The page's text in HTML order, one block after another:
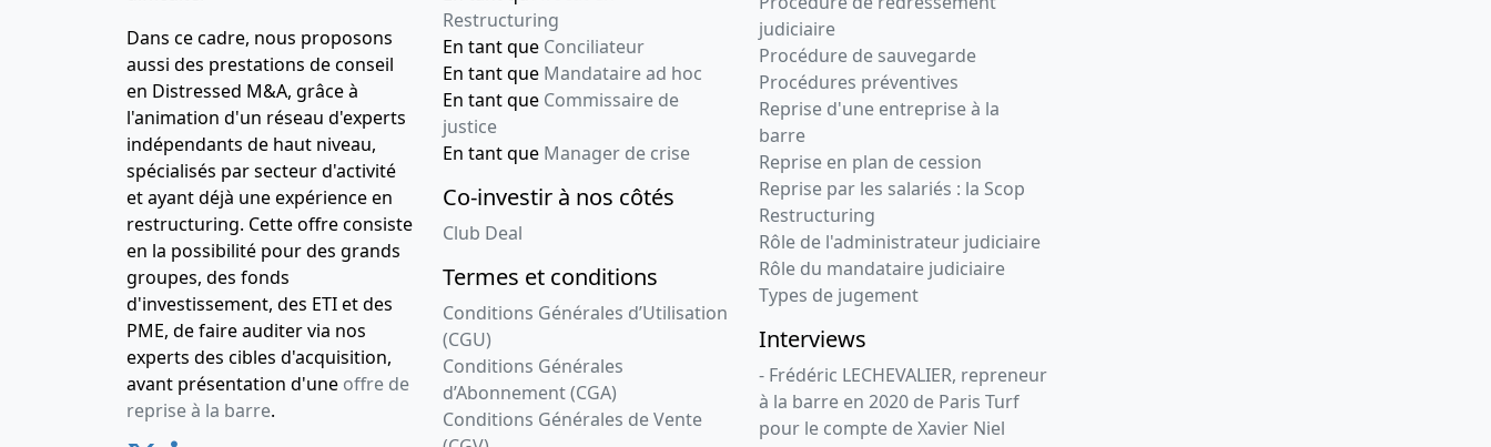
Dans ce cadre, nous proposons
aussi des prestations de conseil
en Distressed M&A, grâce à
l'animation d'un réseau d'experts
indépendants de haut niveau,
spécialisés par secteur d'activité
et ayant déjà une expérience en
restructuring. Cette offre consiste
en la possibilité pour des grands
groupes, des fonds
d'investissement, des ETI et des
PME, de faire auditer via nos
experts des cibles d'acquisition,
avant présentation d'une offre de
reprise à la barre.
Restructuring
En tant que Conciliateur
En tant que Mandataire ad hoc
En tant que Commissaire de
justice
En tant que Manager de crise
Co-investir à nos côtés
Club Deal
Termes et conditions
Conditions Générales d’Utilisation
(CGU)
Conditions Générales
d’Abonnement (CGA)
Conditions Générales de Vente
judiciaire
Procédure de sauvegarde
Procédures préventives
Reprise d'une entreprise à la
barre
Reprise en plan de cession
Reprise par les salariés : la Scop
Restructuring
Rôle de l'administrateur judiciaire
Rôle du mandataire judiciaire
Types de jugement
Interviews
- Frédéric LECHEVALIER, repreneur
à la barre en 2020 de Paris Turf
pour le compte de Xavier Niel